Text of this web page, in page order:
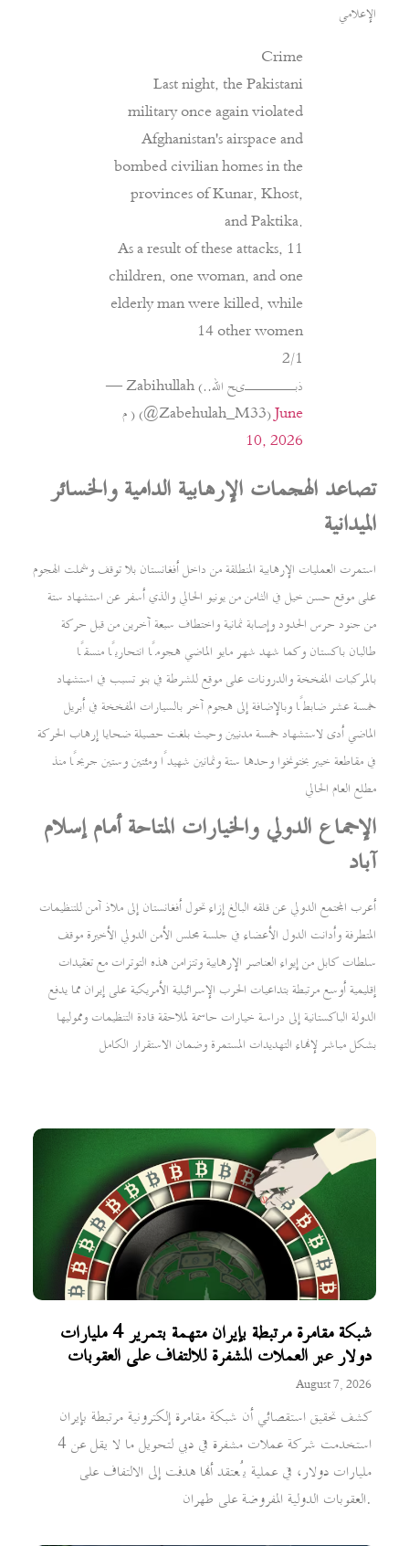
شبكة مقامرة مرتبطة بإيران متهمة بتمرير 4 مليارات
دولار عبر العملات المشفرة للالتفاف على العقوبات
August 7, 2026
كشف تحقيق استقصائي أن شبكة مقامرة إلكترونية مرتبطة بإيران
استخدمت شركة عملات مشفرة في دبي لتحويل ما لا يقل عن 4
مليارات دولار، في عملية يُعتقد أنها هدفت إلى الالتفاف على
العقوبات الدولية المفروضة على طهران.
الإعلامي
Crime
Last night, the Pakistani
military once again violated
Afghanistan's airspace and
bombed civilian homes in the
provinces of Kunar, Khost,
and Paktika.
As a result of these attacks, 11
children, one woman, and one
elderly man were killed, while
14 other women
2/1
— Zabihullah (..ذبـــــیح الله
م ) (@Zabehulah_M33)June
10, 2026
تصاعد الهجمات الإرهابية الدامية والخسائر
الميدانية
استمرت العمليات الإرهابية المنطلقة من داخل أفغانستان بلا توقف وشملت الهجوم
على موقع حسن خيل في الثامن من يونيو الحالي والذي أسفر عن استشهاد ستة
من جنود حرس الحدود وإصابة ثمانية واختطاف سبعة آخرين من قبل حركة
طالبان باكستان وكما شهد شهر مايو الماضي هجومًا انتحاريًا منسقًا
بالمركبات المفخخة والدرونات على موقع للشرطة في بنو تسبب في استشهاد
خمسة عشر ضابطًا وبالإضافة إلى هجوم آخر بالسيارات المفخخة في أبريل
الماضي أدى لاستشهاد خمسة مدنيين وحيث بلغت حصيلة ضحايا إرهاب الحركة
في مقاطعة خيبر بختونخوا وحدها ستة وثمانين شهيدًا ومئتين وستين جريحًا منذ
مطلع العام الحالي
الإجماع الدولي والخيارات المتاحة أمام إسلام
آباد
أعرب المجتمع الدولي عن قلقه البالغ إزاء تحول أفغانستان إلى ملاذ آمن للتنظيمات
المتطرفة وأدانت الدول الأعضاء في جلسة مجلس الأمن الدولي الأخيرة موقف
سلطات كابل من إيواء العناصر الإرهابية وتتزامن هذه التوترات مع تعقيدات
إقليمية أوسع مرتبطة بتداعيات الحرب الإسرائيلية الأمريكية على إيران مما يدفع
الدولة الباكستانية إلى دراسة خيارات حاسمة لملاحقة قادة التنظيمات ومموليها
بشكل مباشر لإنهاء التهديدات المستمرة وضمان الاستقرار الكامل